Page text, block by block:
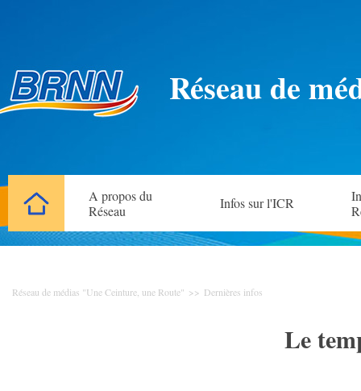
Réseau de
A propos du
Réseau
Infos sur l'ICR
Réseau de médias "Une Ceinture, une Route" >> Dernières infos
Le